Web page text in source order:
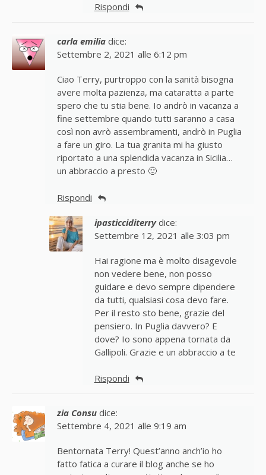
Rispondi
carla emilia dice:
Settembre 2, 2021 alle 6:12 pm
Ciao Terry, purtroppo con la sanità bisogna
avere molta pazienza, ma cataratta a parte
spero che tu stia bene. Io andrò in vacanza a
fine settembre quando tutti saranno a casa
così non avrò assembramenti, andrò in Puglia
a fare un giro. La tua granita mi ha giusto
riportato a una splendida vacanza in Sicilia…
un abbraccio a presto 🙂
Rispondi
ipasticciditerry dice:
Settembre 12, 2021 alle 3:03 pm
Hai ragione ma è molto disagevole
non vedere bene, non posso
guidare e devo sempre dipendere
da tutti, qualsiasi cosa devo fare.
Per il resto sto bene, grazie del
pensiero. In Puglia davvero? E
dove? Io sono appena tornata da
Gallipoli. Grazie e un abbraccio a te
Rispondi
zia Consu dice:
Settembre 4, 2021 alle 9:19 am
Bentornata Terry! Quest’anno anch’io ho
fatto fatica a curare il blog anche se ho